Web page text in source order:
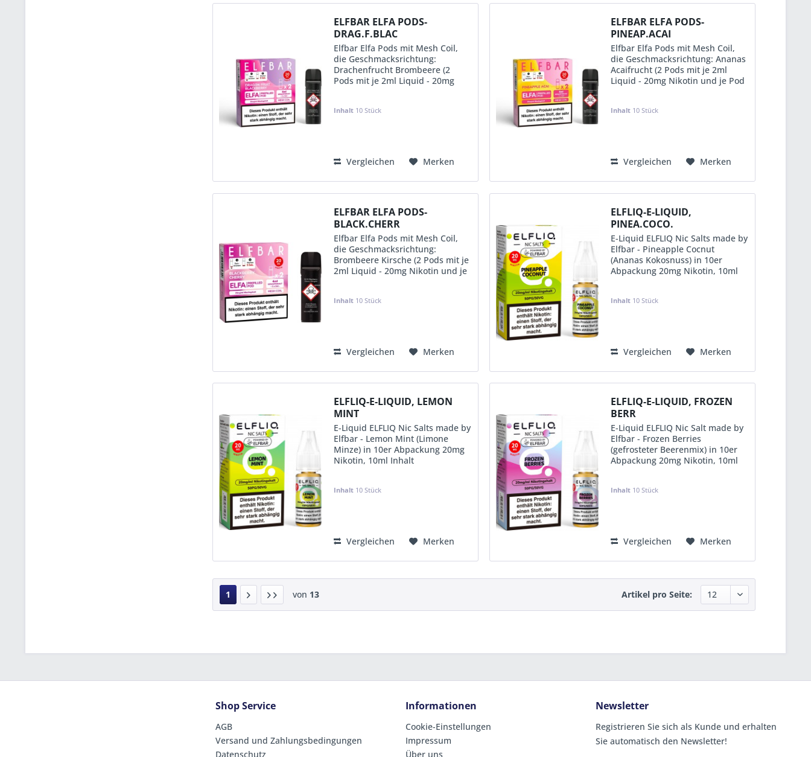
ELFBAR ELFA PODS-
DRAG.F.BLAC
Elfbar Elfa Pods mit Mesh Coil,
die Geschmacksrichtung:
Drachenfrucht Brombeere (2
Pods mit je 2ml Liquid - 20mg
Einzelverpackung mit EAN &
Inhalt 10 Stück
Vergleichen Merken
ELFBAR ELFA PODS-
PINEAP.ACAI
Elfbar Elfa Pods mit Mesh Coil,
die Geschmacksrichtung: Ananas
Acaifrucht (2 Pods mit je 2ml
Liquid - 20mg Nikotin und je Pod
Steuerbanderole-D)
Inhalt 10 Stück
Vergleichen Merken
ELFBAR ELFA PODS-
BLACK.CHERR
Elfbar Elfa Pods mit Mesh Coil,
die Geschmacksrichtung:
Brombeere Kirsche (2 Pods mit je
2ml Liquid - 20mg Nikotin und je
mit EAN & Steuerbanderole-D)
Inhalt 10 Stück
Vergleichen Merken
ELFLIQ-E-LIQUID,
PINEA.COCO.
E-Liquid ELFLIQ Nic Salts made by
Elfbar - Pineapple Cocnut
(Ananas Kokosnuss) in 10er
Abpackung 20mg Nikotin, 10ml
50% pflanzliches Glycerin (mit
Inhalt 10 Stück
Vergleichen Merken
ELFLIQ-E-LIQUID, LEMON
MINT
E-Liquid ELFLIQ Nic Salts made by
Elfbar - Lemon Mint (Limone
Minze) in 10er Abpackung 20mg
Nikotin, 10ml Inhalt
50% pflanzliches Glycerin (mit
Inhalt 10 Stück
Vergleichen Merken
ELFLIQ-E-LIQUID, FROZEN
BERR
E-Liquid ELFLIQ Nic Salt made by
Elfbar - Frozen Berries
(gefrosteter Beerenmix) in 10er
Abpackung 20mg Nikotin, 10ml
50% pflanzliches Glycerin (mit
Inhalt 10 Stück
Vergleichen Merken
1 von 13 Artikel pro Seite:
Shop Service
AGB
Versand und Zahlungsbedingungen
Datenschutz
Informationen
Cookie-Einstellungen
Impressum
Über uns
Newsletter
Registrieren Sie sich als Kunde und erhalten
Sie automatisch den Newsletter!